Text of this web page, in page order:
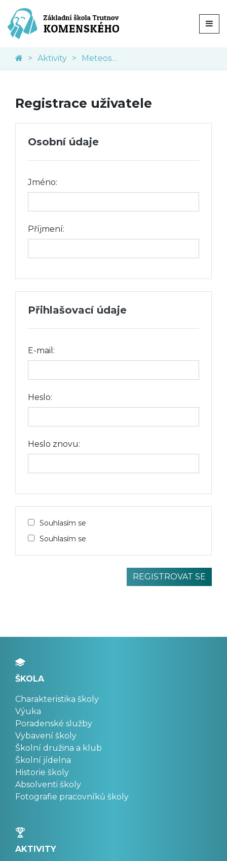
Aktivity Meteostanice
Registrace uživatele
Osobní údaje
Jméno:
Příjmení:
Přihlašovací údaje
E-mail:
Heslo:
Heslo znovu:
Souhlasím se
Souhlasím se
ŠKOLA
Charakteristika školy
Výuka
Poradenské služby
Vybavení školy
Školní družina a klub
Školní jídelna
Historie školy
Absolventi školy
Fotografie pracovníků školy
AKTIVITY